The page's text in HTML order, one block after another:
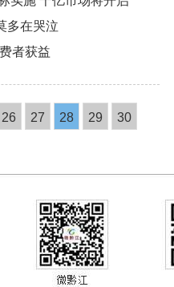
多在哭泣
者获益
26 27 28 29 30